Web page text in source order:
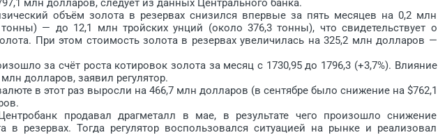
млн долларов, следует из данных Центрального банка.
объём золота в резервах снизился впервые за пять месяцев на 0,2 млн
— до 12,1 млн тройских унций (около 376,3 тонны), что свидетельствует о
При этом стоимость золота в резервах увеличилась на 325,2 млн долларов —
за счёт роста котировок золота за месяц с 1730,95 до 1796,3 (+3,7%). Влияние
долларов, заявил регулятор.
в этот раз выросли на 466,7 млн долларов (в сентябре было снижение на $762,1
продавал драгметалл в мае, в результате чего произошло снижение
в резервах. Тогда регулятор воспользовался ситуацией на рынке и реализовал